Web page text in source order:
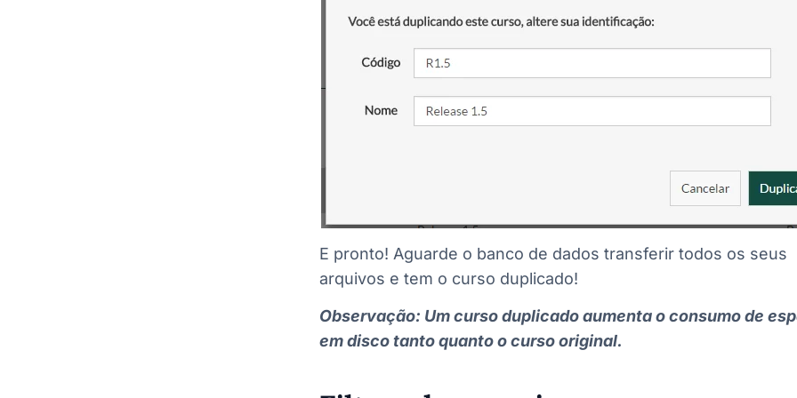
E pronto! Aguarde o banco de dados transferir todos os seus
arquivos e tem o curso duplicado!
Observação: Um curso duplicado aumenta o consumo de
em disco tanto quanto o curso original.